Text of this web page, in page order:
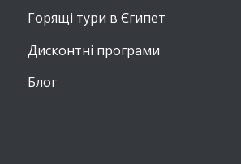
Горящі тури в Єгипет
Дисконтні програми
Блог